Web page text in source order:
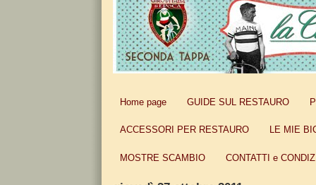
Home page GUIDE SUL RESTAURO
ACCESSORI PER RESTAURO LE MIE
MOSTRE SCAMBIO CONTATTI e